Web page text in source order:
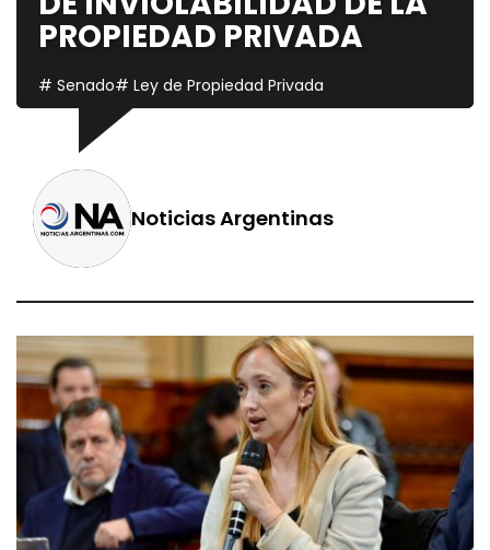
PROPIEDAD PRIVADA
# Senado# Ley de Propiedad Privada
Noticias Argentinas